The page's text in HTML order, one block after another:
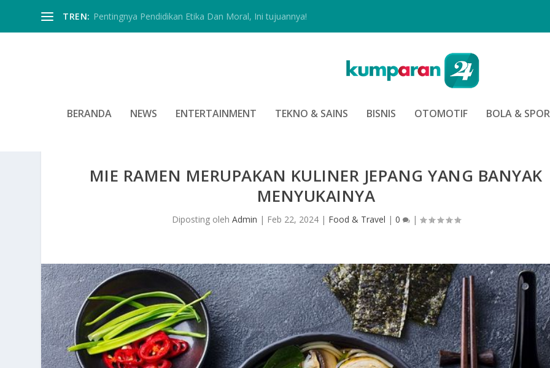
TREN: Pentingnya Pendidikan Etika Dan Moral, Ini tujuannya!
BERANDA NEWS ENTERTAINMENT TEKNO & SAINS BISNIS OTOMOTIF BOLA &
MIE RAMEN MERUPAKAN KULINER JEPANG YANG BANYAK
MENYUKAINYA
Diposting oleh Admin | Feb 22, 2024| Food & Travel | 0 |